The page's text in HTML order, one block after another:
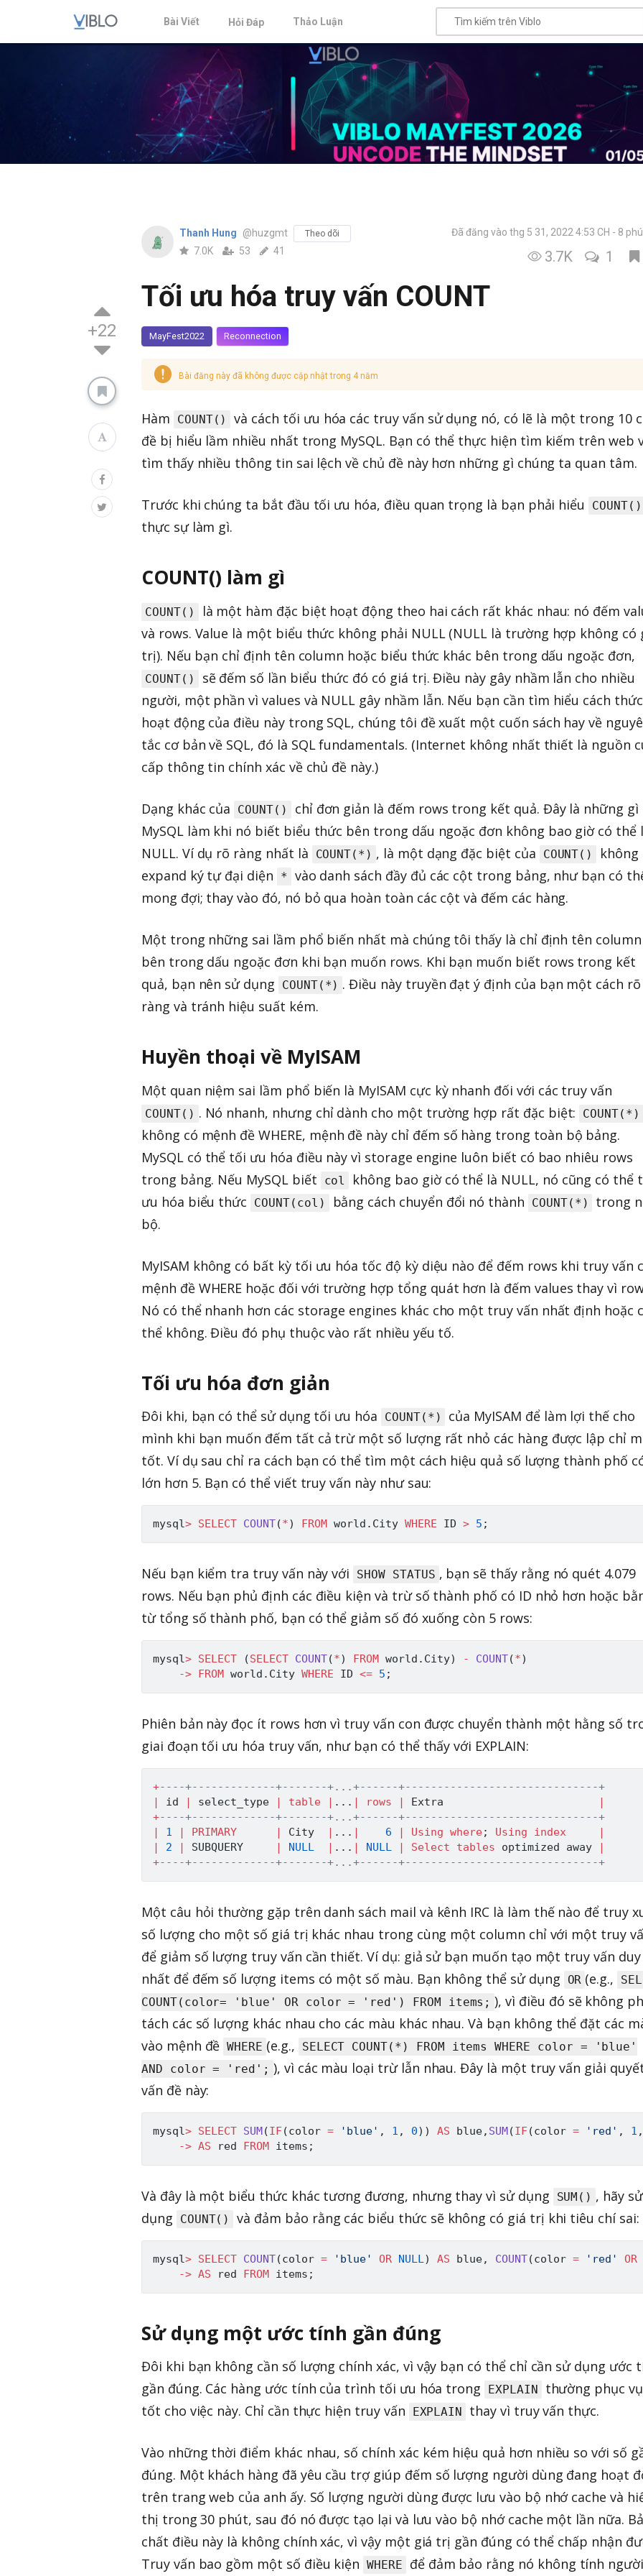
Bài Viết Hỏi Đáp Thảo Luận
+22
Thanh Hung @huzgmt Theo dõi
7.0K 53 41
Đã đăng vào thg 5 31, 2022 4:53 CH 8
3.7K 1
Tối ưu hóa truy vấn COUNT
MayFest2022 Reconnection
Bài đăng này đã không được cập nhật trong 4 năm
Hàm COUNT()
và cách tối ưu hóa các truy vấn sử dụng nó, có lẽ là một trong 10
đề bị hiểu lầm nhiều nhất trong MySQL. Bạn có thể thực hiện tìm kiếm trên web
tìm thấy nhiều thông tin sai lệch về chủ đề này hơn những gì chúng ta quan tâm.
Trước khi chúng ta bắt đầu tối ưu hóa, điều quan trọng là bạn phải hiểu COUNT()
thực sự làm gì.
COUNT() làm gì
COUNT()
là một hàm đặc biệt hoạt động theo hai cách rất khác nhau: nó đếm
và rows. Value là một biểu thức không phải NULL (NULL là trường hợp không có
trị). Nếu bạn chỉ định tên column hoặc biểu thức khác bên trong dấu ngoặc đơn,
COUNT()
sẽ đếm số lần biểu thức đó có giá trị. Điều này gây nhầm lẫn cho nhiều
người, một phần vì values và NULL gây nhầm lẫn. Nếu bạn cần tìm hiểu cách thức
hoạt động của điều này trong SQL, chúng tôi đề xuất một cuốn sách hay về
tắc cơ bản về SQL, đó là SQL fundamentals. (Internet không nhất thiết là nguồn
cấp thông tin chính xác về chủ đề này.)
Dạng khác của COUNT()
chỉ đơn giản là đếm rows trong kết quả. Đây là những gì
MySQL làm khi nó biết biểu thức bên trong dấu ngoặc đơn không bao giờ có thể
NULL. Ví dụ rõ ràng nhất là
COUNT(*) , là một dạng đặc biệt của COUNT()
không
expand ký tự đại diện
* vào danh sách đầy đủ các cột trong bảng, như bạn có
mong đợi; thay vào đó, nó bỏ qua hoàn toàn các cột và đếm các hàng.
Một trong những sai lầm phổ biến nhất mà chúng tôi thấy là chỉ định tên column
bên trong dấu ngoặc đơn khi bạn muốn rows. Khi bạn muốn biết rows trong kết
quả, bạn nên sử dụng
COUNT(*) . Điều này truyền đạt ý định của bạn một cách rõ
ràng và tránh hiệu suất kém.
Huyền thoại về MyISAM
Một quan niệm sai lầm phổ biến là MyISAM cực kỳ nhanh đối với các truy vấn
COUNT() . Nó nhanh, nhưng chỉ dành cho một trường hợp rất đặc biệt: COUNT(*)
không có mệnh đề WHERE, mệnh đề này chỉ đếm số hàng trong toàn bộ bảng.
MySQL có thể tối ưu hóa điều này vì storage engine luôn biết có bao nhiêu rows
trong bảng. Nếu MySQL biết
col
không bao giờ có thể là NULL, nó cũng có thể
ưu hóa biểu thức
COUNT(col) bằng cách chuyển đổi nó thành COUNT(*)
trong
bộ.
MyISAM không có bất kỳ tối ưu hóa tốc độ kỳ diệu nào để đếm rows khi truy vấn
mệnh đề WHERE hoặc đối với trường hợp tổng quát hơn là đếm values thay vì
Nó có thể nhanh hơn các storage engines khác cho một truy vấn nhất định hoặc
thể không. Điều đó phụ thuộc vào rất nhiều yếu tố.
Tối ưu hóa đơn giản
Đôi khi, bạn có thể sử dụng tối ưu hóa COUNT(*)
của MyISAM để làm lợi thế cho
mình khi bạn muốn đếm tất cả trừ một số lượng rất nhỏ các hàng được lập chỉ
tốt. Ví dụ sau chỉ ra cách bạn có thể tìm một cách hiệu quả số lượng thành phố
lớn hơn 5. Bạn có thể viết truy vấn này như sau:
mysql> SELECT COUNT(*) FROM world . City WHERE ID > 5 ;
Nếu bạn kiểm tra truy vấn này với SHOW STATUS , bạn sẽ thấy rằng nó quét 4.079
rows. Nếu bạn phủ định các điều kiện và trừ số thành phố có ID nhỏ hơn hoặc
từ tổng số thành phố, bạn có thể giảm số đó xuống còn 5 rows:
mysql> SELECT (SELECT COUNT(*) FROM world . City) - COUNT(*)
-> FROM world . City WHERE ID <= 5 ;
Phiên bản này đọc ít rows hơn vì truy vấn con được chuyển thành một hằng số
giai đoạn tối ưu hóa truy vấn, như bạn có thể thấy với EXPLAIN:
+----+-------------+-------+...+------+------------------------------+
id select_type table . . . rows Extra
+----+-------------+-------+...+------+------------------------------+
1 PRIMARY City . . . 6 Using where; Using index
2 SUBQUERY NULL . . . NULL Select tables optimized away
+----+-------------+-------+...+------+------------------------------+
Một câu hỏi thường gặp trên danh sách mail và kênh IRC là làm thế nào để truy
số lượng cho một số giá trị khác nhau trong cùng một column chỉ với một truy
để giảm số lượng truy vấn cần thiết. Ví dụ: giả sử bạn muốn tạo một truy vấn duy
nhất để đếm số lượng items có một số màu. Bạn không thể sử dụng
OR (e.g.,
COUNT(color= 'blue' OR color = 'red') FROM items; ), vì điều đó sẽ không
tách các số lượng khác nhau cho các màu khác nhau. Và bạn không thể đặt các
vào mệnh đề WHERE (e.g.,
SELECT COUNT(*) FROM items WHERE color = 'blue'
AND color = 'red'; ), vì các màu loại trừ lẫn nhau. Đây là một truy vấn giải
vấn đề này:
mysql> SELECT SUM (IF(color = 'blue' , 1 , 0) ) AS blue, SUM (IF(color = 'red' , 1 ,
-> AS red FROM items ;
Và đây là một biểu thức khác tương đương, nhưng thay vì sử dụng SUM() , hãy sử
dụng
COUNT() và đảm bảo rằng các biểu thức sẽ không có giá trị khi tiêu chí sai:
mysql> SELECT COUNT(color = 'blue' OR NULL) AS blue, COUNT(color = 'red' OR
-> AS red FROM items ;
Sử dụng một ước tính gần đúng
Đôi khi bạn không cần số lượng chính xác, vì vậy bạn có thể chỉ cần sử dụng ước
gần đúng. Các hàng ước tính của trình tối ưu hóa trong
EXPLAIN
thường phục vụ
tốt cho việc này. Chỉ cần thực hiện truy vấn
EXPLAIN thay vì truy vấn thực.
Vào những thời điểm khác nhau, số chính xác kém hiệu quả hơn nhiều so với số
đúng. Một khách hàng đã yêu cầu trợ giúp đếm số lượng người dùng đang hoạt
trên trang web của anh ấy. Số lượng người dùng được lưu vào bộ nhớ cache và
thị trong 30 phút, sau đó nó được tạo lại và lưu vào bộ nhớ cache một lần nữa.
chất điều này là không chính xác, vì vậy một giá trị gần đúng có thể chấp nhận
Truy vấn bao gồm một số điều kiện WHERE để đảm bảo rằng nó không tính người